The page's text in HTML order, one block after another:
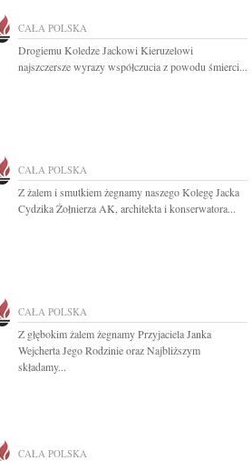
CAŁA POLSKA
Drogiemu Koledze Jackowi Kieruzelowi
najszczersze wyrazy współczucia z powodu śmierci...
CAŁA POLSKA
Z żalem i smutkiem żegnamy naszego Kolegę Jacka
Cydzika Żołnierza AK, architekta i konserwatora...
CAŁA POLSKA
Z głębokim żalem żegnamy Przyjaciela Janka
Wejcherta Jego Rodzinie oraz Najbliższym
składamy...
CAŁA POLSKA